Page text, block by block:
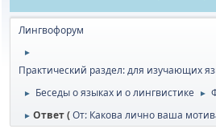
Лингвофорум
►
Практический раздел: для изучающих
► Беседы о языках и о лингвистике ►
► Ответ (От: Какова лично ваша